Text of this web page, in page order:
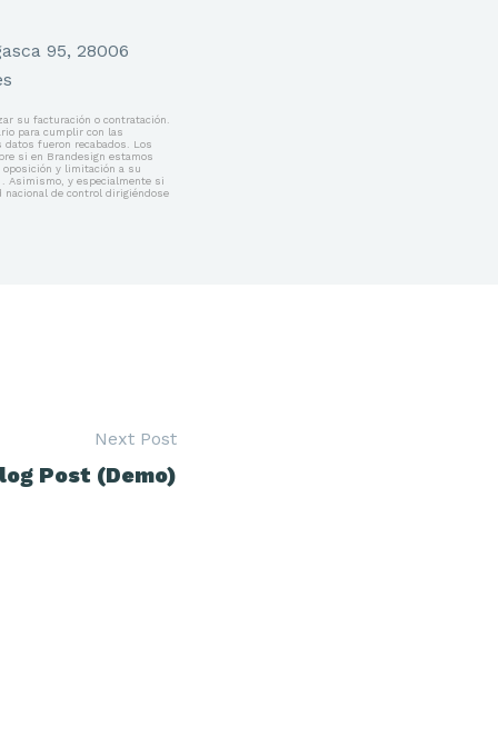
95, 28006
su facturación o contratación.
para cumplir con las
fueron recabados. Los
si en Brandesign estamos
y limitación a su
Asimismo, y especialmente si
nacional de control dirigiéndose
Next Post
Post (Demo)